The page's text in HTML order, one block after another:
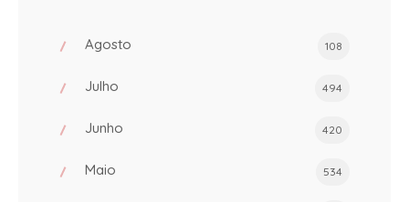
Agosto 108
Julho 494
Junho 420
Maio 534